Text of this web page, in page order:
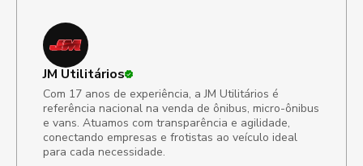
JM Utilitários
Com 17 anos de experiência, a JM Utilitários é
referência nacional na venda de ônibus, micro-ônibus
e vans. Atuamos com transparência e agilidade,
conectando empresas e frotistas ao veículo ideal
para cada necessidade.